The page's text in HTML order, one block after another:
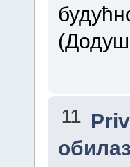
11